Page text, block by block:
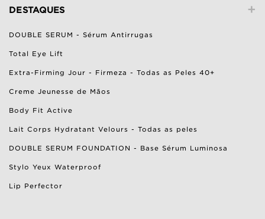
+
DESTAQUES
DOUBLE SERUM - Sérum Antirrugas
Total Eye Lift
Extra-Firming Jour - Firmeza - Todas as Peles 40+
Creme Jeunesse de Mãos
Body Fit Active
Lait Corps Hydratant Velours - Todas as peles
DOUBLE SERUM FOUNDATION - Base Sérum Luminosa
Stylo Yeux Waterproof
Lip Perfector